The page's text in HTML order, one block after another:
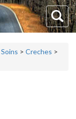
Soins > Creches >